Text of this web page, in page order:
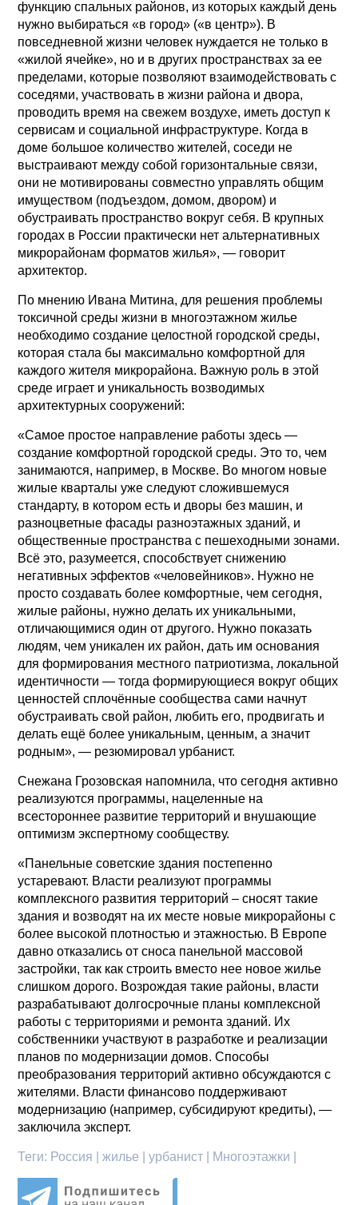
функцию спальных районов, из которых каждый день
нужно выбираться «в город» («в центр»). В
повседневной жизни человек нуждается не только в
«жилой ячейке», но и в других пространствах за ее
пределами, которые позволяют взаимодействовать с
соседями, участвовать в жизни района и двора,
проводить время на свежем воздухе, иметь доступ к
сервисам и социальной инфраструктуре. Когда в
доме большое количество жителей, соседи не
выстраивают между собой горизонтальные связи,
они не мотивированы совместно управлять общим
имуществом (подъездом, домом, двором) и
обустраивать пространство вокруг себя. В крупных
городах в России практически нет альтернативных
микрорайонам форматов жилья», — говорит
архитектор.
По мнению Ивана Митина, для решения проблемы
токсичной среды жизни в многоэтажном жилье
необходимо создание целостной городской среды,
которая стала бы максимально комфортной для
каждого жителя микрорайона. Важную роль в этой
среде играет и уникальность возводимых
архитектурных сооружений:
«Самое простое направление работы здесь —
создание комфортной городской среды. Это то, чем
занимаются, например, в Москве. Во многом новые
жилые кварталы уже следуют сложившемуся
стандарту, в котором есть и дворы без машин, и
разноцветные фасады разноэтажных зданий, и
общественные пространства с пешеходными зонами.
Всё это, разумеется, способствует снижению
негативных эффектов «человейников». Нужно не
просто создавать более комфортные, чем сегодня,
жилые районы, нужно делать их уникальными,
отличающимися один от другого. Нужно показать
людям, чем уникален их район, дать им основания
для формирования местного патриотизма, локальной
идентичности — тогда формирующиеся вокруг общих
ценностей сплочённые сообщества сами начнут
обустраивать свой район, любить его, продвигать и
делать ещё более уникальным, ценным, а значит
родным», — резюмировал урбанист.
Снежана Грозовская напомнила, что сегодня активно
реализуются программы, нацеленные на
всестороннее развитие территорий и внушающие
оптимизм экспертному сообществу.
«Панельные советские здания постепенно
устаревают. Власти реализуют программы
комплексного развития территорий – сносят такие
здания и возводят на их месте новые микрорайоны с
более высокой плотностью и этажностью. В Европе
давно отказались от сноса панельной массовой
застройки, так как строить вместо нее новое жилье
слишком дорого. Возрождая такие районы, власти
разрабатывают долгосрочные планы комплексной
работы с территориями и ремонта зданий. Их
собственники участвуют в разработке и реализации
планов по модернизации домов. Способы
преобразования территорий активно обсуждаются с
жителями. Власти финансово поддерживают
модернизацию (например, субсидируют кредиты), —
заключила эксперт.
Теги: Россия | жилье | урбанист | Многоэтажки |